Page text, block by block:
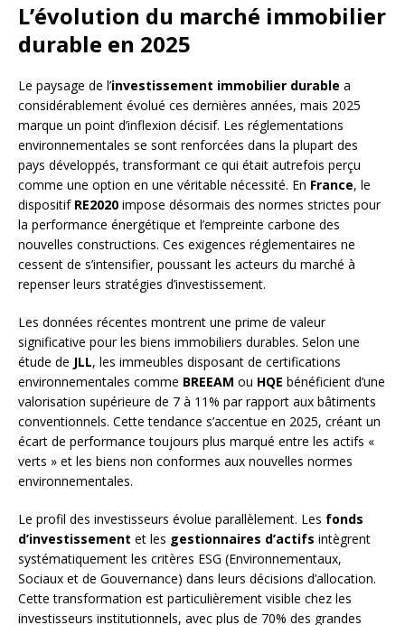
L’évolution du marché immobilier
durable en 2025
Le paysage de l’investissement immobilier durable a
considérablement évolué ces dernières années, mais 2025
marque un point d’inflexion décisif. Les réglementations
environnementales se sont renforcées dans la plupart des
pays développés, transformant ce qui était autrefois perçu
comme une option en une véritable nécessité. En France, le
dispositif RE2020 impose désormais des normes strictes pour
la performance énergétique et l’empreinte carbone des
nouvelles constructions. Ces exigences réglementaires ne
cessent de s’intensifier, poussant les acteurs du marché à
repenser leurs stratégies d’investissement.
Les données récentes montrent une prime de valeur
significative pour les biens immobiliers durables. Selon une
étude de JLL, les immeubles disposant de certifications
environnementales comme BREEAM ou HQE bénéficient d’une
valorisation supérieure de 7 à 11% par rapport aux bâtiments
conventionnels. Cette tendance s’accentue en 2025, créant un
écart de performance toujours plus marqué entre les actifs «
verts » et les biens non conformes aux nouvelles normes
environnementales.
Le profil des investisseurs évolue parallèlement. Les fonds
d’investissement et les gestionnaires d’actifs intègrent
systématiquement les critères ESG (Environnementaux,
Sociaux et de Gouvernance) dans leurs décisions d’allocation.
Cette transformation est particulièrement visible chez les
investisseurs institutionnels, avec plus de 70% des grandes